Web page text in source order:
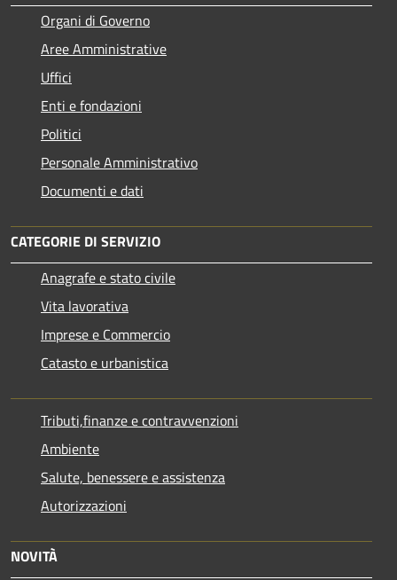
Organi di Governo
Aree Amministrative
Uffici
Enti e fondazioni
Politici
Personale Amministrativo
Documenti e dati
CATEGORIE DI SERVIZIO
Anagrafe e stato civile
Vita lavorativa
Imprese e Commercio
Catasto e urbanistica
Tributi,finanze e contravvenzioni
Ambiente
Salute, benessere e assistenza
Autorizzazioni
NOVITÀ